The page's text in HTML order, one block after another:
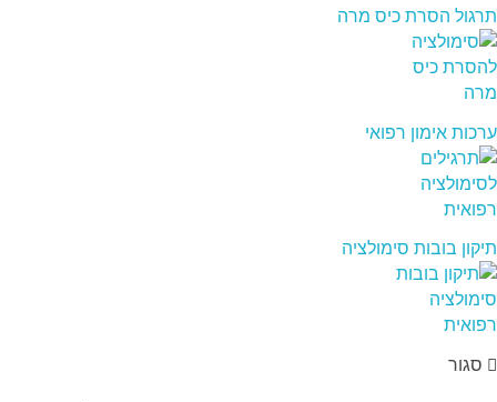
תרגול הסרת כיס מרה
ערכות אימון רפואי
תיקון בובות סימולציה
סגור